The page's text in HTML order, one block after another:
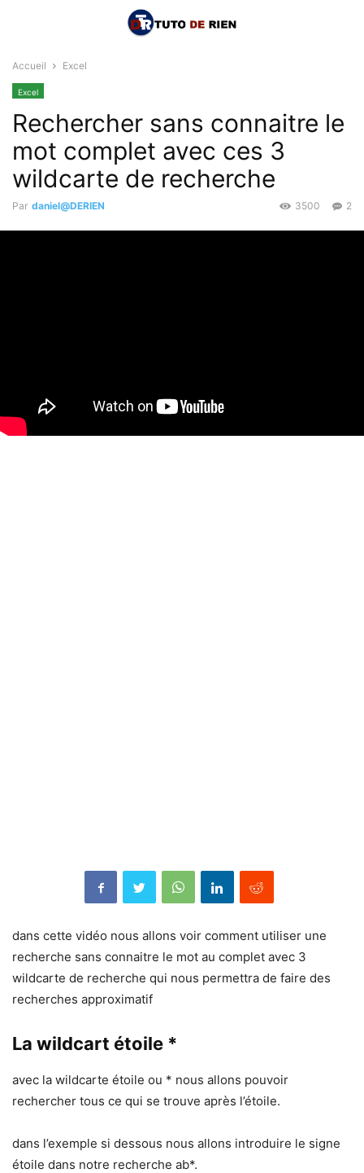
Accueil Excel
Excel
Rechercher sans connaitre le
mot complet avec ces 3
wildcarte de recherche
Par daniel@DERIEN 2
3500
dans cette vidéo nous allons voir comment utiliser une
recherche sans connaitre le mot au complet avec 3
wildcarte de recherche qui nous permettra de faire des
recherches approximatif
La wildcart étoile *
avec la wildcarte étoile ou * nous allons pouvoir
rechercher tous ce qui se trouve après l’étoile.
dans l’exemple si dessous nous allons introduire le signe
étoile dans notre recherche ab*.